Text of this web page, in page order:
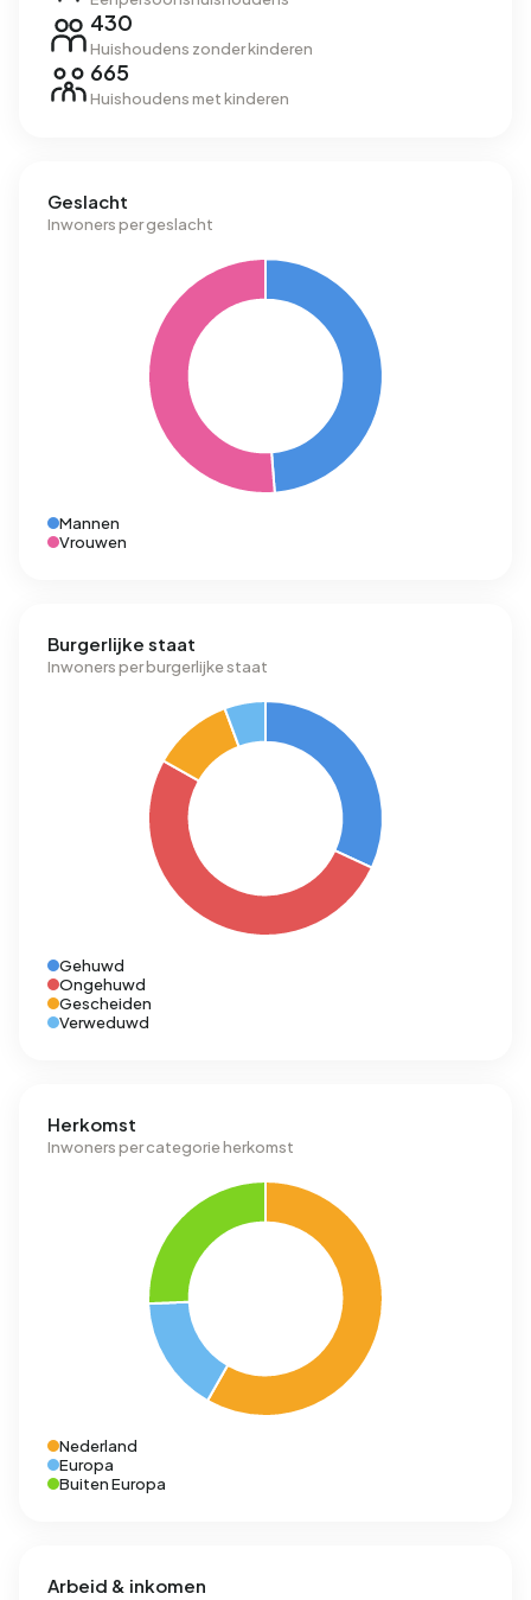
430
Huishoudens zonder kinderen
665
Huishoudens met kinderen
Geslacht
Inwoners per geslacht
Mannen
Vrouwen
Burgerlijke staat
Inwoners per burgerlijke staat
Gehuwd
Ongehuwd
Gescheiden
Verweduwd
Herkomst
Inwoners per categorie herkomst
Nederland
Europa
Buiten Europa
Arbeid & inkomen